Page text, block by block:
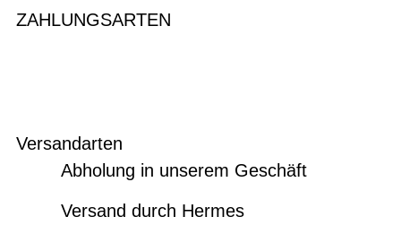
ZAHLUNGSARTEN
Versandarten
Abholung in unserem Geschäft
Versand durch Hermes